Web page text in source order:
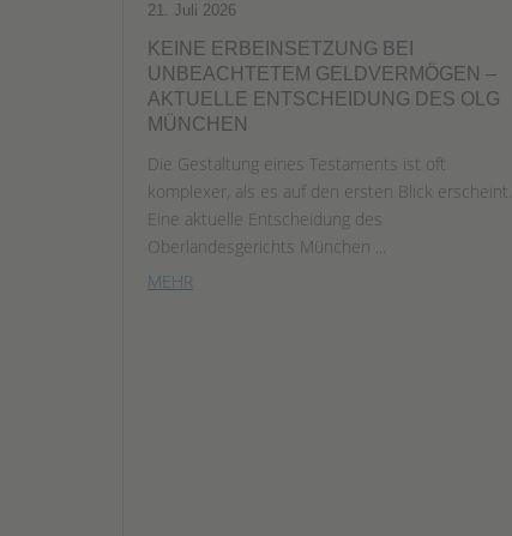
21. Juli 2026
KEINE ERBEINSETZUNG BEI
UNBEACHTETEM GELDVERMÖGEN –
AKTUELLE ENTSCHEIDUNG DES OLG
MÜNCHEN
Die Gestaltung eines Testaments ist oft
komplexer, als es auf den ersten Blick erscheint.
Eine aktuelle Entscheidung des
Oberlandesgerichts München ...
MEHR